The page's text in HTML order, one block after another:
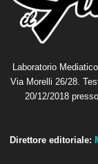
Laboratorio
Via Morelli 26/28.
20/12/2018
Direttore editoriale: